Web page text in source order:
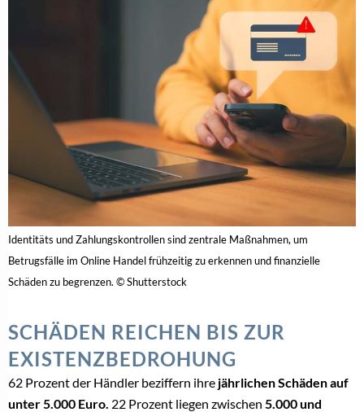
Identitäts und Zahlungskontrollen sind zentrale Maßnahmen, um
Betrugsfälle im Online Handel frühzeitig zu erkennen und finanzielle
Schäden zu begrenzen. © Shutterstock
SCHÄDEN REICHEN BIS ZUR
EXISTENZBEDROHUNG
62 Prozent der Händler beziffern ihre jährlichen Schäden auf
unter 5.000 Euro. 22 Prozent liegen zwischen 5.000 und